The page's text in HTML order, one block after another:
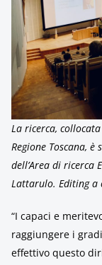
La ricerca,
Regione Toscana,
dell’Area di ricerca
Lattarulo. Editing a
“I capaci e
raggiungere i
effettivo questo